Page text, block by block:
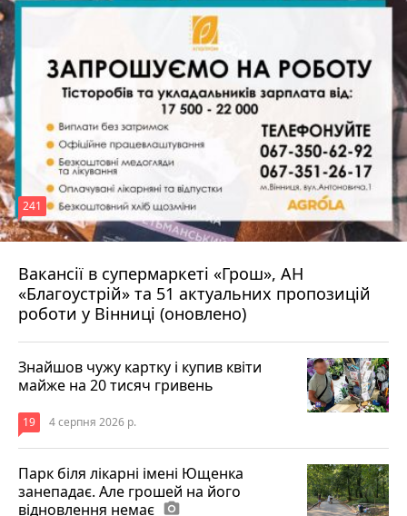
Вакансії в супермаркеті «Грош», АН
«Благоустрій» та 51 актуальних пропозицій
роботи у Вінниці (оновлено)
241
4 серпня 2026 р.
Знайшов чужу картку і купив квіти
майже на 20 тисяч гривень
19 4 серпня 2026 р.
Парк біля лікарні імені Ющенка
занепадає. Але грошей на його
відновлення немає photo_camera